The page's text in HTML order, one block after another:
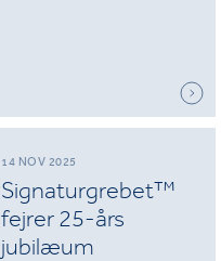
14 NOV 2025
Signaturgrebet™
fejrer 25-års
jubilæum